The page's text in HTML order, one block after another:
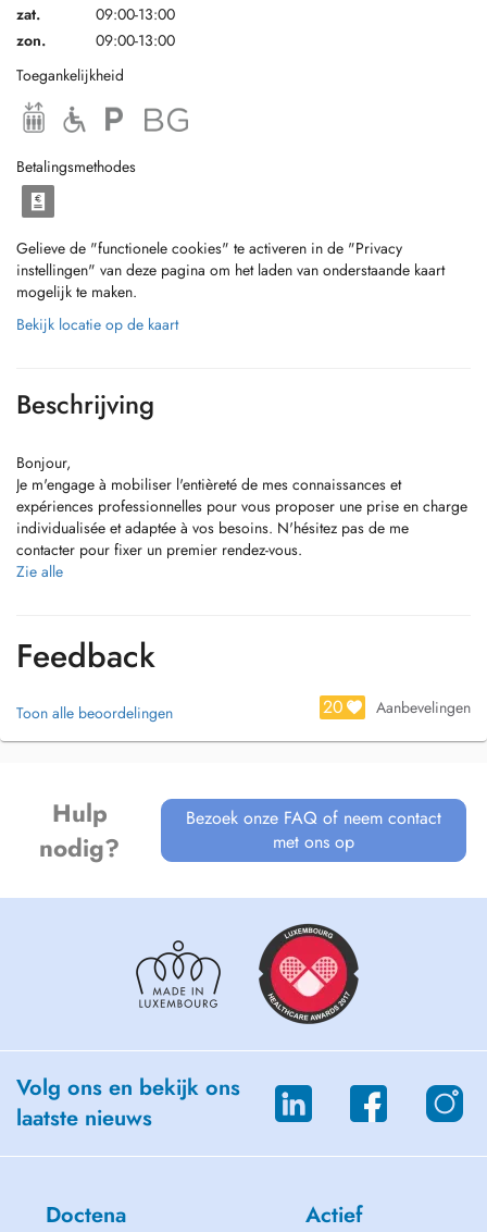
zat.
09:00-13:00
zon.
09:00-13:00
Toegankelijkheid
Betalingsmethodes
Gelieve de "functionele cookies" te activeren in de "Privacy
instellingen" van deze pagina om het laden van onderstaande kaart
mogelijk te maken.
Bekijk locatie op de kaart
Beschrijving
Bonjour,
Je m'engage à mobiliser l'entièreté de mes connaissances et
expériences professionnelles pour vous proposer une prise en charge
individualisée et adaptée à vos besoins. N'hésitez pas de me
contacter pour fixer un premier rendez-vous.
Mes formations principales:
- Diplômé en kinésithérapie et réadaptation avec grande distinction à
- Diplômé en thérapie manuelle par le centre de formation ITMP à
Paris (2022).
2021).
- Kinésithérapeute du club de football FC Bissen (depuis 2022).
- Kinésithérapeute dans un cabinet en Belgique (depuis 2020).
J'ai également une expérience sportive variée me permettant de
comprendre au mieux les patients sportifs et leur proposer un suivi
thérapeutique personnalisé.
J'excelle dans les domaines suivants :
- Rééducation de l'appareil locomoteur.
- Rééducation des lombalgies et cervicalgies (mal de dos).
- Prise en charge du patient sportif.
- Prise en charge de larticulation temporo-mandibulaire.
Zie alle
Feedback
Toon alle beoordelingen 20 Aanbevelingen
Hulp
nodig?
Bezoek onze FAQ of neem contact
met ons op
Volg ons en bekijk ons
laatste nieuws
Doctena Actief